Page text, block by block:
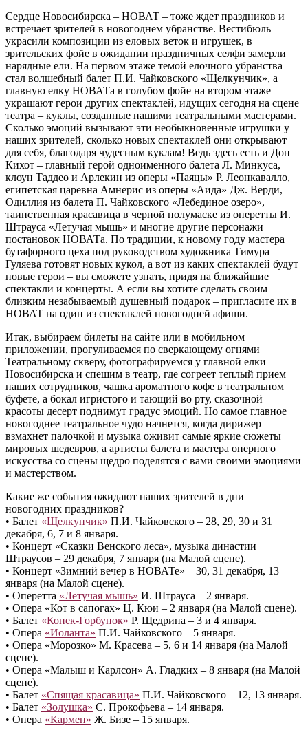
Сердце Новосибирска – НОВАТ – тоже ждет праздников и
встречает зрителей в новогоднем убранстве. Вестибюль
украсили композиции из еловых веток и игрушек, в
зрительских фойе в ожидании праздничных селфи замерли
нарядные ели. На первом этаже темой елочного убранства
стал волшебный балет П.И. Чайковского «Щелкунчик», а
главную елку НОВАТа в голубом фойе на втором этаже
украшают герои других спектаклей, идущих сегодня на сцене
театра – куклы, созданные нашими театральными мастерами.
Сколько эмоций вызывают эти необыкновенные игрушки у
наших зрителей, сколько новых спектаклей они открывают
для себя, благодаря чудесным куклам! Ведь здесь есть и Дон
Кихот – главный герой одноименного балета Л. Минкуса,
клоун Таддео и Арлекин из оперы «Паяцы» Р. Леонкавалло,
египетская царевна Амнерис из оперы «Аида» Дж. Верди,
Одиллия из балета П. Чайковского «Лебединое озеро»,
таинственная красавица в черной полумаске из оперетты И.
Штрауса «Летучая мышь» и многие другие персонажи
постановок НОВАТа. По традиции, к новому году мастера
бутафорного цеха под руководством художника Тимура
Гуляева готовят новых кукол, а вот из каких спектаклей будут
новые герои – вы сможете узнать, придя на ближайшие
спектакли и концерты. А если вы хотите сделать своим
близким незабываемый душевный подарок – пригласите их в
НОВАТ на один из спектаклей новогодней афиши.
Итак, выбираем билеты на сайте или в мобильном
приложении, прогуливаемся по сверкающему огнями
Театральному скверу, фотографируемся у главной елки
Новосибирска и спешим в театр, где согреет теплый прием
наших сотрудников, чашка ароматного кофе в театральном
буфете, а бокал игристого и тающий во рту, сказочной
красоты десерт поднимут градус эмоций. Но самое главное
новогоднее театральное чудо начнется, когда дирижер
взмахнет палочкой и музыка оживит самые яркие сюжеты
мировых шедевров, а артисты балета и мастера оперного
искусства со сцены щедро поделятся с вами своими эмоциями
и мастерством.
Какие же события ожидают наших зрителей в дни
новогодних праздников?
• Балет «Щелкунчик» П.И. Чайковского – 28, 29, 30 и 31
декабря, 6, 7 и 8 января.
• Концерт «Сказки Венского леса», музыка династии
Штраусов – 29 декабря, 7 января (на Малой сцене).
• Концерт «Зимний вечер в НОВАТе» – 30, 31 декабря, 13
января (на Малой сцене).
• Оперетта «Летучая мышь» И. Штрауса – 2 января.
• Опера «Кот в сапогах» Ц. Кюи – 2 января (на Малой сцене).
• Балет «Конек-Горбунок» Р. Щедрина – 3 и 4 января.
• Опера «Иоланта» П.И. Чайковского – 5 января.
• Опера «Морозко» М. Красева – 5, 6 и 14 января (на Малой
сцене).
• Опера «Малыш и Карлсон» А. Гладких – 8 января (на Малой
сцене).
• Балет «Спящая красавица» П.И. Чайковского – 12, 13 января.
• Балет «Золушка» С. Прокофьева – 14 января.
• Опера «Кармен» Ж. Бизе – 15 января.